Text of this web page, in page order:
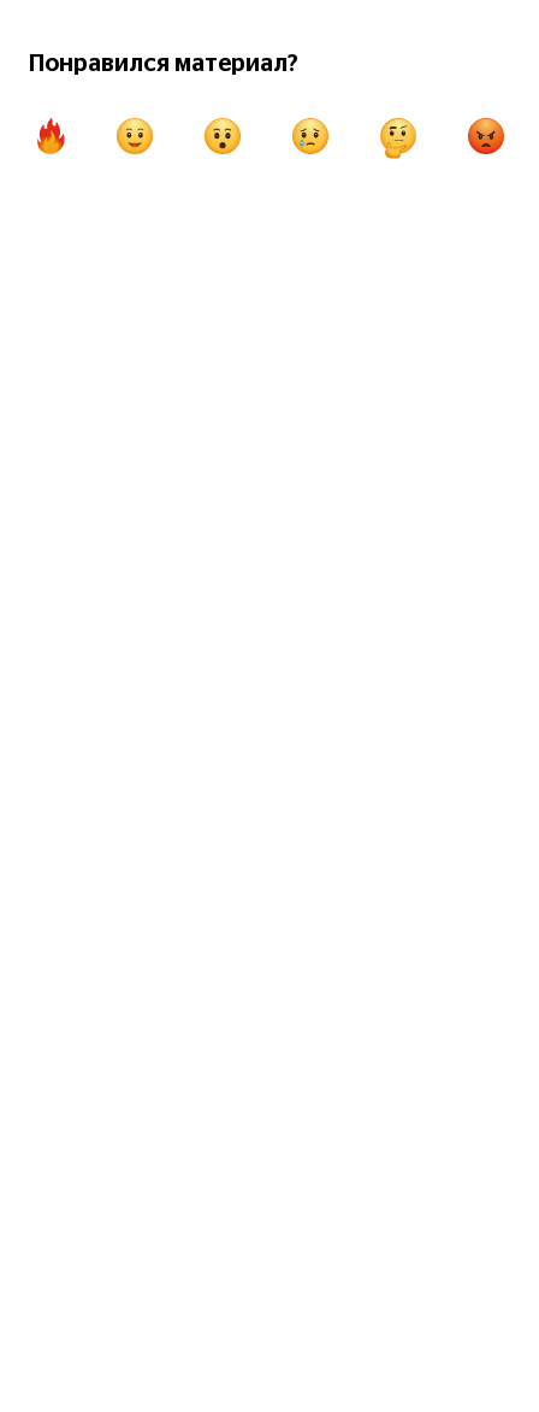
Петр Гуменник Евгений Семененко
Е. Миронова / Е. Устенко
Понравился материал?